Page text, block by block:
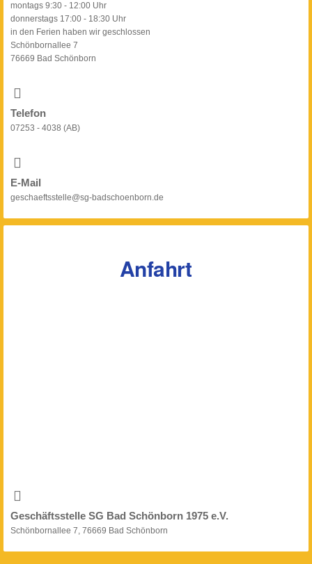
montags 9:30 - 12:00 Uhr
donnerstags 17:00 - 18:30 Uhr
in den Ferien haben wir geschlossen
Schönbornallee 7
76669 Bad Schönborn
Telefon
07253 - 4038 (AB)
E-Mail
geschaeftsstelle@sg-badschoenborn.de
Anfahrt
Geschäftsstelle SG Bad Schönborn 1975 e.V.
Schönbornallee 7, 76669 Bad Schönborn